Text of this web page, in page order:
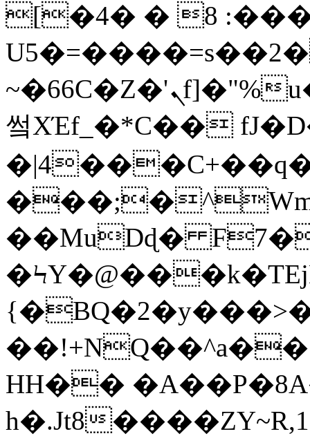
[�4� � 8
~�66C�Z�'ܢf]�"%u��L�I��Z]�ܯѕo��ͲU����ò�Kw�u�����
쎀XΈf_�*C��
��MuDɖ�
HH��
h�.Jt8